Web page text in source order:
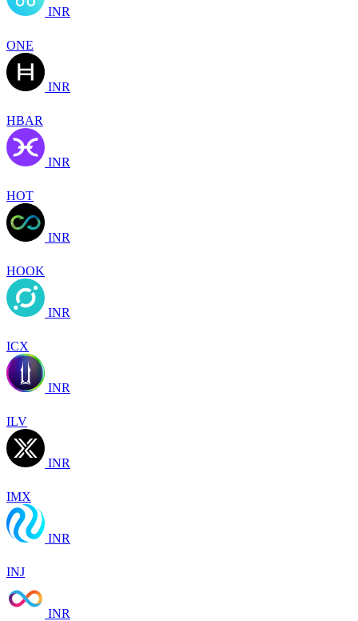
INR
ONE
INR
HBAR
INR
HOT
INR
HOOK
INR
ICX
INR
ILV
INR
IMX
INR
INJ
INR